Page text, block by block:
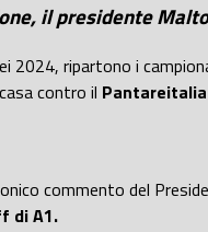
il presidente
2024, ripartono i
contro il
commento del
di A1.